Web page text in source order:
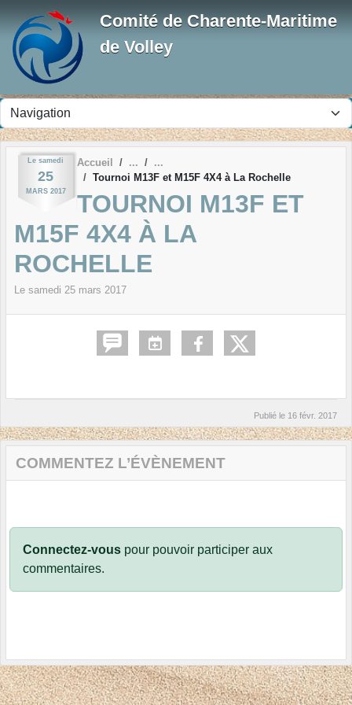
Comité de Charente-Maritime
de Volley
Le samedi
25
MARS 2017
Accueil
Tournoi M13F et M15F 4X4 à La Rochelle
TOURNOI M13F ET
M15F 4X4 À LA
ROCHELLE
Le samedi 25 mars 2017
Publié le 16 févr. 2017
COMMENTEZ L’ÉVÈNEMENT
Connectez-vous pour pouvoir participer aux
commentaires.
Panneau de gestion des cookies